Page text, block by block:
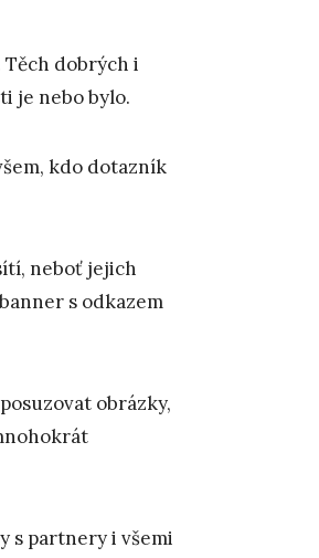
dobrých i
je nebo bylo.
kdo dotazník
neboť jejich
s odkazem
obrázky,
s partnery i všemi